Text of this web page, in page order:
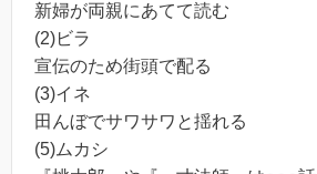
新婦が両親にあてて読む
(2)ビラ
宣伝のため街頭で配る
(3)イネ
田んぼでサワサワと揺れる
(5)ムカシ